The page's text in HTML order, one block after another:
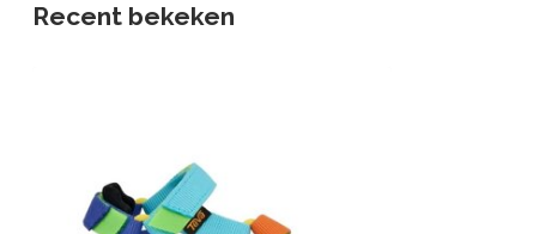
Recent bekeken